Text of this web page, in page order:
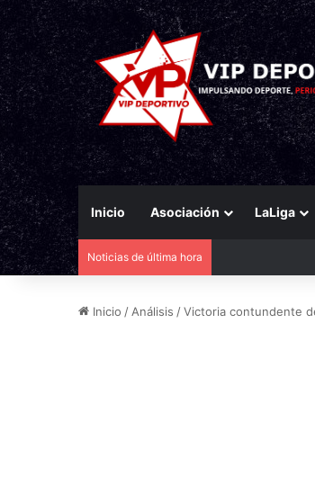
Inicio Asociación LaLiga
Noticias de última hora
Inicio / Análisis /Victoria contundente